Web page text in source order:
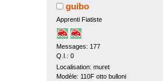
guibo
Apprenti Fiatiste
Messages: 177
Q.I.: 0
Localisation: muret
Modèle: 110F otto bulloni